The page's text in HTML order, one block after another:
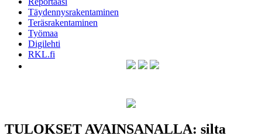
Täydennysrakentaminen
Teräsrakentaminen
Työmaa
Digilehti
RKL.fi
TULOKSET AVAINSANALLA: silta